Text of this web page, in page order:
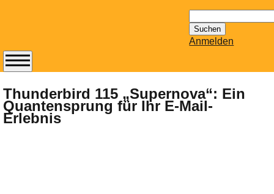
nach:
Anmelden
Thunderbird 115 „Supernova“: Ein
Quantensprung für Ihr E-Mail-
Erlebnis
Abonnieren Sie den
14-tägig
erscheinenden
Newsletter von